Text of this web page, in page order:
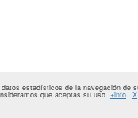
estadísticos de la navegación de
que aceptas su uso. +info X